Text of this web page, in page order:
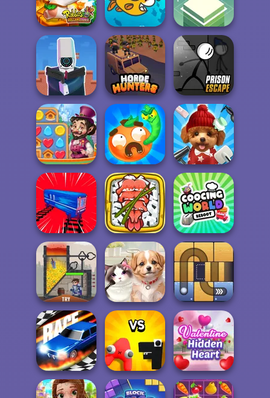
Puzzle Fever
Easter
Eggventure
Rabbids Volcano
Panic
Cute Coloring
Games
Stack
Cameraman vs
Toilets Puzzle
Horde Hunters
Prison Escape
Online
Vega Mix: Fairy
Town
Worm Out: Brain
Teaser Games
Pet Salon 2
Train Drift
Giant Sushi:
Merge Master
Game
Cooking World
Reborn
Rescue Hero Pet Salon Free the Ball